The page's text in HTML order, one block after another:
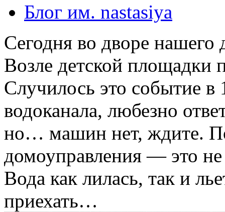
Блог им. nastasiya
Сегодня во дворе нашего
Возле детской площадки
Случилось это событие
водоканала, любезно
но… машин нет, ждите.
домоуправления — это
Вода как лилась, так и
приехать…